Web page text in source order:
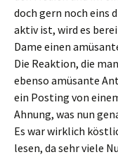
doch gern noch eins
aktiv ist, wird es
Dame einen
Die Reaktion, die
ebenso amüsante
ein Posting von
Ahnung, was nun
Es war wirklich
lesen, da sehr viele